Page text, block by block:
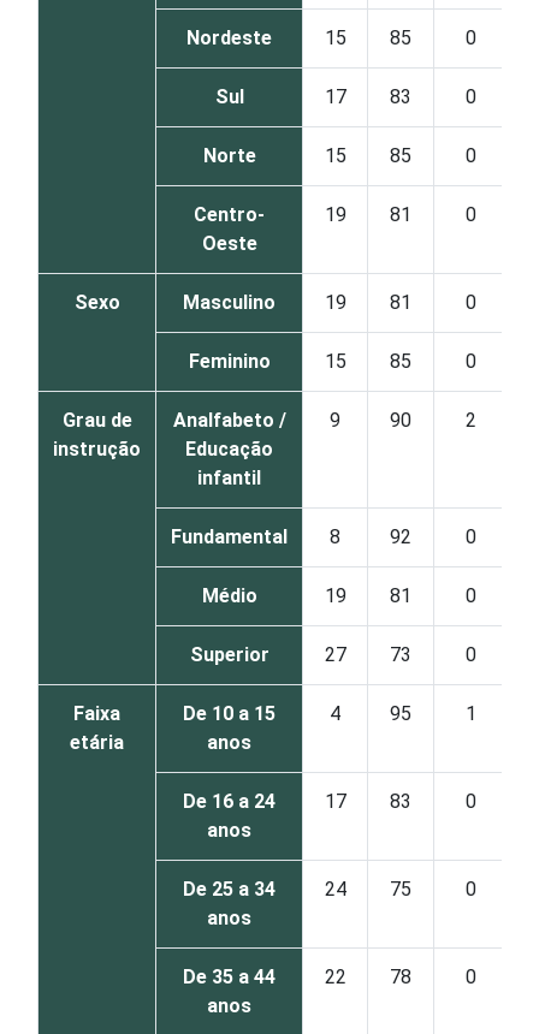
Nordeste 15 85 0
Sul 17 83 0
Norte 15 85 0
Centro-
Oeste
19 81 0
Sexo Masculino 19 81 0
Feminino 15 85 0
Grau de
instrução
Analfabeto /
Educação
infantil
9 90 2
Fundamental 8 92 0
Médio 19 81 0
Superior 27 73 0
Faixa
etária
De 10 a 15
anos
4 95 1
De 16 a 24
anos
17 83 0
De 25 a 34
anos
24 75 0
De 35 a 44
anos
22 78 0